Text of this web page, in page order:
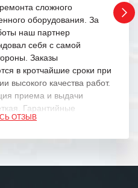
сложного
оборудования. За
наш партнер
себя с самой
Заказы
в кротчайшие сроки при
высокого качества работ.
приема и выдачи
Гарантийные
выполняются в
ОТЗЫВ